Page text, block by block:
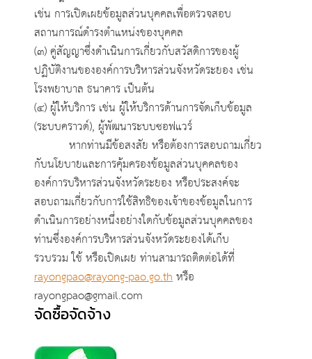
เช่น การเปิดเผยข้อมูลส่วนบุคคลเพื่อตรวจสอบ
สถานการณ์ดำรงตำแหน่งของบุคคล
(๓) คู่สัญญาซึ่งดำเนินการเกี่ยวกับสวัสดิการของผู้
ปฏิบัติงานขององค์การบริหารส่วนจังหวัดระยอง เช่น
โรงพยาบาล ธนาคาร เป็นต้น
(๔) ผู้ให้บริการ เช่น ผู้ให้บริการด้านการจัดเก็บข้อมูล
(ระบบคราวด์), ผู้พัฒนาระบบซอฟแวร์
หากท่านมีข้อสงสัย หรือต้องการสอบถามเกี่ยว
กับนโยบายและการคุ้มครองข้อมูลส่วนบุคคลของ
องค์การบริหารส่วนจังหวัดระยอง หรือประสงค์จะ
สอบถามเกี่ยวกับการใช้สิทธิของเจ้าของข้อมูลในการ
ดำเนินการอย่างหนึ่งอย่างใดกับข้อมูลส่วนบุคคลของ
ท่านซึ่งองค์การบริหารส่วนจังหวัดระยองได้เก็บ
รวบรวม ใช้ หรือเปิดเผย ท่านสามารถติดต่อได้ที่
rayongpao@rayong-pao.go.thหรือ
rayongpao@gmail.com
จัดซื้อจัดจ้าง